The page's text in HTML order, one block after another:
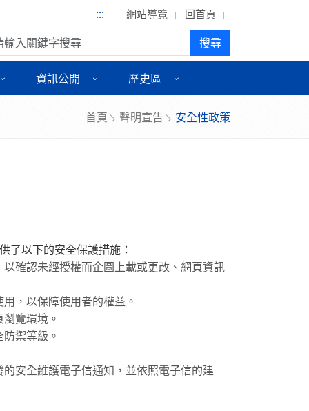
::: 網站導覽 回首頁
: 搜尋
資訊公開 歷史區
首頁 聲明宣告 安全性政策
了以下的安全保護措施：
確認未經授權而企圖上載或更改、網頁資訊
，以保障使用者的權益。
覽環境。
禦等級。
安全維護電子信通知，並依照電子信的建